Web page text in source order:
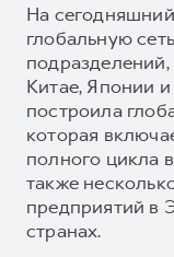
На
глобальную
Китае, Японии
построила
которая
полного цикла
также
предприятий в
странах.